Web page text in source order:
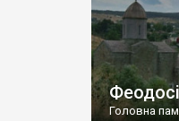
Головна